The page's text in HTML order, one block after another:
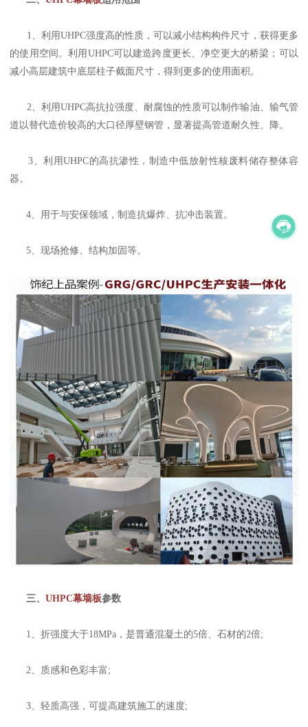
1、利用UHPC强度高的性质，可以减小结构构件尺寸，获得更多
的使用空间。利用UHPC可以建造跨度更长、净空更大的桥梁；可以
减小高层建筑中底层柱子截面尺寸，得到更多的使用面积。
2、利用UHPC高抗拉强度、耐腐蚀的性质可以制作输油、输气管
道以替代造价较高的大口径厚壁钢管，显著提高管道耐久性、降。
3、利用UHPC的高抗渗性，制造中低放射性核废料储存整体容
器。
4、用于与安保领域，制造抗爆炸、抗冲击装置。
5、现场抢修、结构加固等。
三、UHPC幕墙板参数
1、折强度大于18MPa，是普通混凝土的5倍、石材的2倍;
2、质感和色彩丰富;
3、轻质高强，可提高建筑施工的速度;